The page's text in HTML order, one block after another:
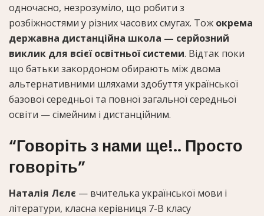
одночасно, незрозуміло, що робити з
розбіжностями у різних часових смугах. Тож окрема
державна дистанційна школа — серйозний
виклик для всієї освітньої системи. Відтак поки
що батьки закордоном обирають між двома
альтернативними шляхами здобуття української
базової середньої та повної загальної середньої
освіти — сімейним і дистанційним.
“Говоріть з нами ще!.. Просто
говоріть”
Наталія Лєлє — вчителька української мови і
літератури, класна керівниця 7-В класу